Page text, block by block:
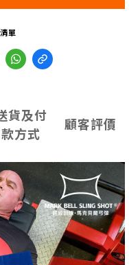
單
貨及付
款方式
顧客評價